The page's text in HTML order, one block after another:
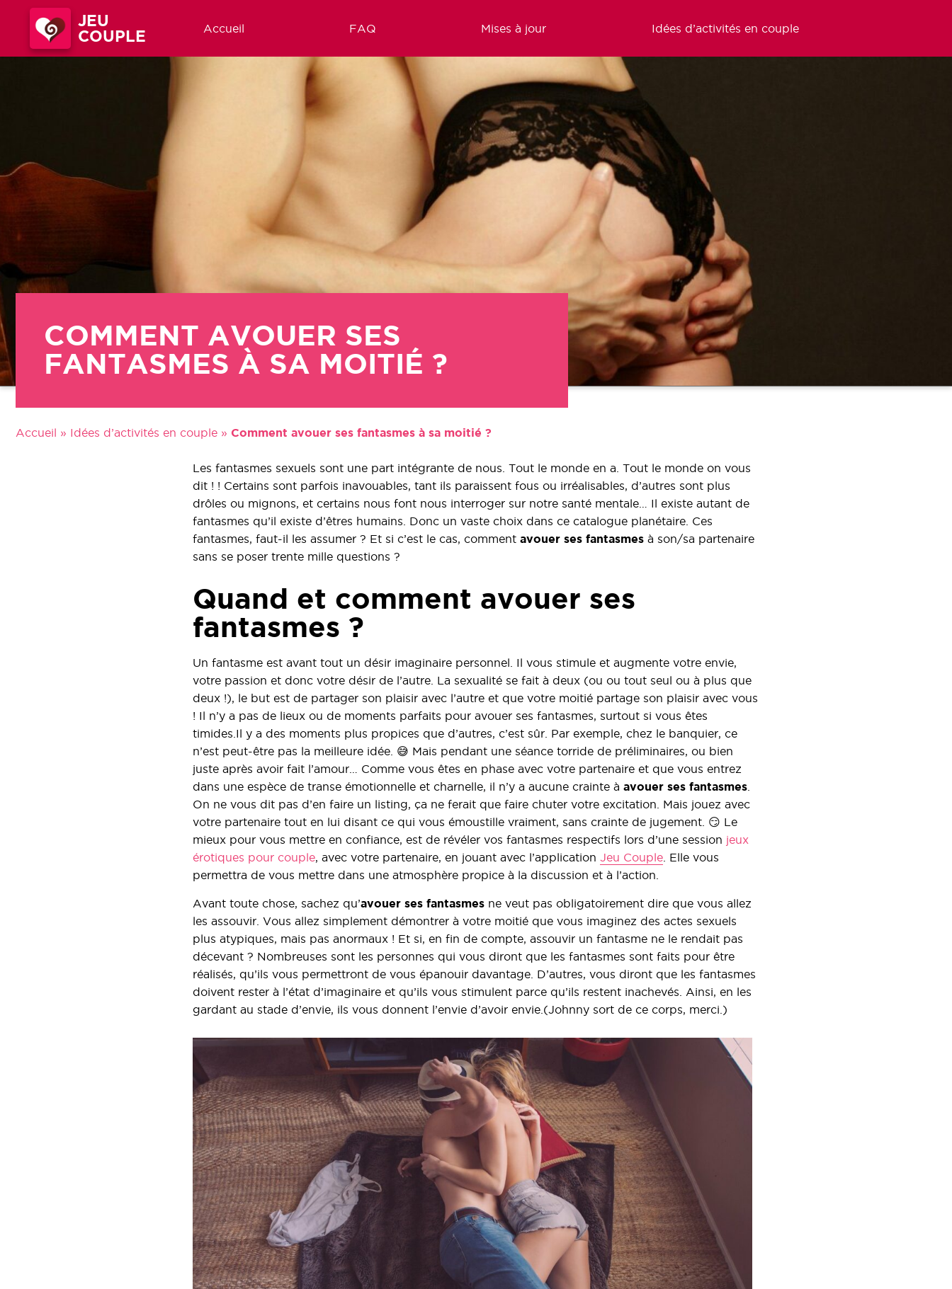
JEU
COUPLE
Accueil FAQ Mises à jour Idées d’activités en couple
COMMENT AVOUER SES
FANTASMES À SA MOITIÉ ?
Accueil » Idées d’activités en couple » Comment avouer ses fantasmes à sa moitié ?
Les fantasmes sexuels sont une part intégrante de nous. Tout le monde en a. Tout le monde on vous
dit ! ! Certains sont parfois inavouables, tant ils paraissent fous ou irréalisables, d’autres sont plus
drôles ou mignons, et certains nous font nous interroger sur notre santé mentale… Il existe autant de
fantasmes qu’il existe d’êtres humains. Donc un vaste choix dans ce catalogue planétaire. Ces
fantasmes, faut-il les assumer ? Et si c’est le cas, comment avouer ses fantasmes à son/sa partenaire
sans se poser trente mille questions ?
Quand et comment avouer ses
fantasmes ?
Un fantasme est avant tout un désir imaginaire personnel. Il vous stimule et augmente votre envie,
votre passion et donc votre désir de l’autre. La sexualité se fait à deux (ou ou tout seul ou à plus que
deux !), le but est de partager son plaisir avec l’autre et que votre moitié partage son plaisir avec vous
! Il n’y a pas de lieux ou de moments parfaits pour avouer ses fantasmes, surtout si vous êtes
timides.Il y a des moments plus propices que d’autres, c’est sûr. Par exemple, chez le banquier, ce
n’est peut-être pas la meilleure idée. 😅 Mais pendant une séance torride de préliminaires, ou bien
juste après avoir fait l’amour… Comme vous êtes en phase avec votre partenaire et que vous entrez
dans une espèce de transe émotionnelle et charnelle, il n’y a aucune crainte à avouer ses fantasmes
On ne vous dit pas d’en faire un listing, ça ne ferait que faire chuter votre excitation. Mais jouez avec
votre partenaire tout en lui disant ce qui vous émoustille vraiment, sans crainte de jugement. 😏 Le
mieux pour vous mettre en confiance, est de révéler vos fantasmes respectifs lors d’une session jeux
érotiques pour couple, avec votre partenaire, en jouant avec l’application Jeu Couple . Elle vous
permettra de vous mettre dans une atmosphère propice à la discussion et à l’action.
Avant toute chose, sachez qu’avouer ses fantasmes ne veut pas obligatoirement dire que vous allez
les assouvir. Vous allez simplement démontrer à votre moitié que vous imaginez des actes sexuels
plus atypiques, mais pas anormaux ! Et si, en fin de compte, assouvir un fantasme ne le rendait pas
décevant ? Nombreuses sont les personnes qui vous diront que les fantasmes sont faits pour être
réalisés, qu’ils vous permettront de vous épanouir davantage. D’autres, vous diront que les fantasmes
doivent rester à l’état d’imaginaire et qu’ils vous stimulent parce qu’ils restent inachevés. Ainsi, en les
gardant au stade d’envie, ils vous donnent l’envie d’avoir envie.(Johnny sort de ce corps, merci.)